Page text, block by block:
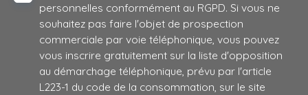
personnelles conformément au RGPD. Si vous ne
souhaitez pas faire l'objet de prospection
commerciale par voie téléphonique, vous pouvez
vous inscrire gratuitement sur la liste d'opposition
au démarchage téléphonique, prévu par l'article
L223-1 du code de la consommation, sur le site